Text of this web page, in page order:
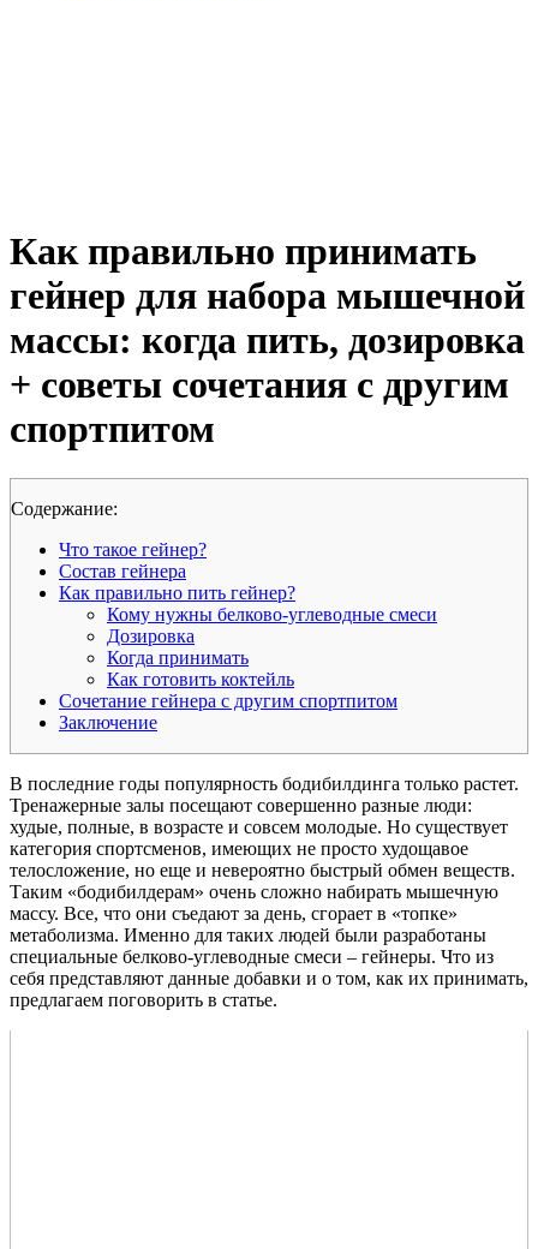
Как правильно принимать
гейнер для набора мышечной
массы: когда пить, дозировка
+ советы сочетания с другим
спортпитом
Cодержание:
Что такое гейнер?
Состав гейнера
Как правильно пить гейнер?
Кому нужны белково-углеводные смеси
Дозировка
Когда принимать
Как готовить коктейль
Сочетание гейнера с другим спортпитом
Заключение
В последние годы популярность бодибилдинга только растет.
Тренажерные залы посещают совершенно разные люди:
худые, полные, в возрасте и совсем молодые. Но существует
категория спортсменов, имеющих не просто худощавое
телосложение, но еще и невероятно быстрый обмен веществ.
Таким «бодибилдерам» очень сложно набирать мышечную
массу. Все, что они съедают за день, сгорает в «топке»
метаболизма. Именно для таких людей были разработаны
специальные белково-углеводные смеси – гейнеры. Что из
себя представляют данные добавки и о том, как их принимать,
предлагаем поговорить в статье.